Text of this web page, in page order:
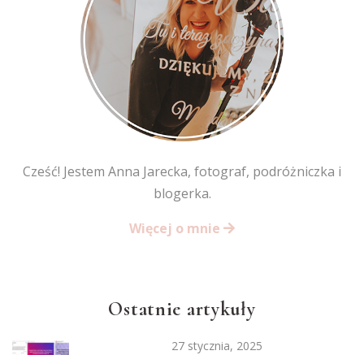
Cześć! Jestem Anna Jarecka, fotograf, podróżniczka i
blogerka.
Więcej o mnie
Ostatnie artykuły
27 stycznia, 2025